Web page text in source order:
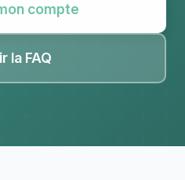
compte
la FAQ